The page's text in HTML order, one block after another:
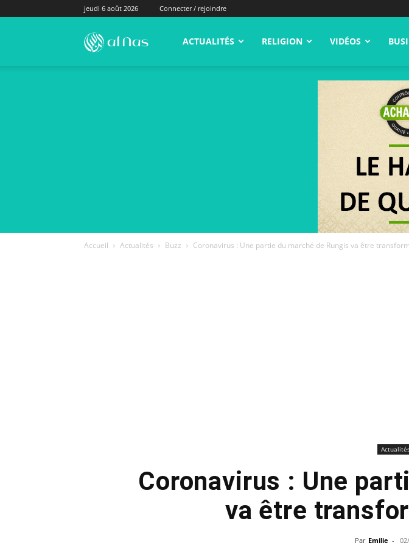
jeudi 6 août 2026 Connecter / rejoindre
alNas.fr ACTUALITÉS RELIGION VIDÉOS
Accueil Actualités Buzz Coronavirus : Une partie du marché de Rungis va être
Coronavirus : Une
va être
Par Emilie -